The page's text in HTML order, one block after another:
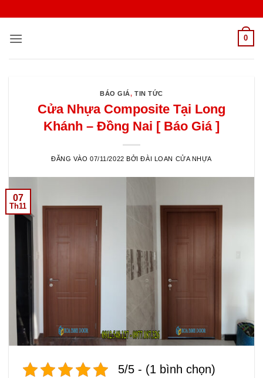
nội
0
BÁO GIÁ,TIN TỨC
Cửa Nhựa Composite Tại Long
Khánh – Đồng Nai [ Báo Giá ]
ĐĂNG VÀO07/11/2022 BỞIĐÀI LOAN CỬA NHỰA
07
Th11
5/5 - (1 bình chọn)